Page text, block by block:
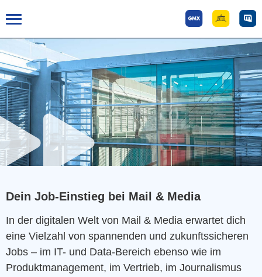
mai
n
me
nu
Dein Job-Einstieg bei Mail & Media
In der digitalen Welt von Mail & Media erwartet dich
eine Vielzahl von spannenden und zukunftssicheren
Jobs – im IT- und Data-Bereich ebenso wie im
Produktmanagement, im Vertrieb, im Journalismus